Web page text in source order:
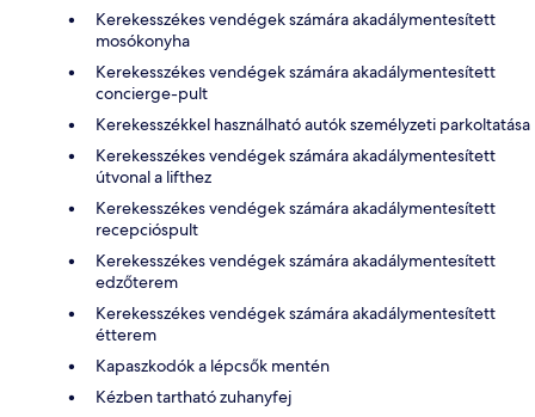
Kerekesszékes vendégek számára akadálymentesített
mosókonyha
Kerekesszékes vendégek számára akadálymentesített
concierge-pult
Kerekesszékkel használható autók személyzeti parkoltatása
Kerekesszékes vendégek számára akadálymentesített
útvonal a lifthez
Kerekesszékes vendégek számára akadálymentesített
recepcióspult
Kerekesszékes vendégek számára akadálymentesített
edzőterem
Kerekesszékes vendégek számára akadálymentesített
étterem
Kapaszkodók a lépcsők mentén
Kézben tartható zuhanyfej